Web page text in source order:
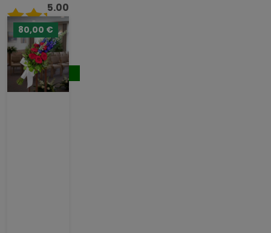
5.00
/ 5
489,00
€
Comprar
80,00 €